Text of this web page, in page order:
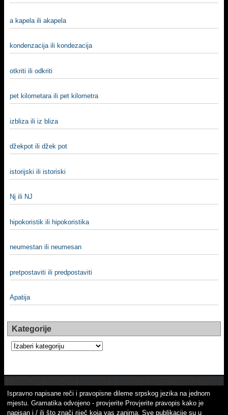
a kapela ili akapela
kondenzacija ili kondezacija
otkriti ili odkriti
pet kilometara ili pet kilometra
izbliza ili iz bliza
džekpot ili džek pot
istorijski ili istoriski
Nj ili NJ
hipokoristik ili hipokoristika
neumestan ili neumesan
pretpostaviti ili predpostaviti
Apatija
Kategorije
Kategorije
Ispravno napisane reči i pravopisne dileme srpskog jezika na jednom
mjestu. Gramatika odvojeno - provjerite Provjerite pravopis kako je
napisan i / ili što znači riječ koja vas zanima. Sve publikacije su u